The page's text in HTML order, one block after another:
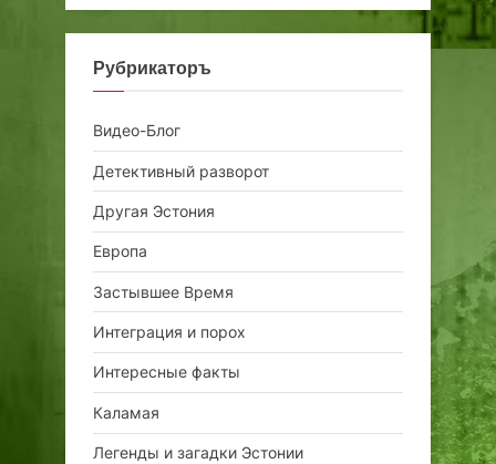
Рубрикаторъ
Видео-Блог
Детективный разворот
Другая Эстония
Европа
Застывшее Время
Интеграция и порох
Интересные факты
Каламая
Легенды и загадки Эстонии